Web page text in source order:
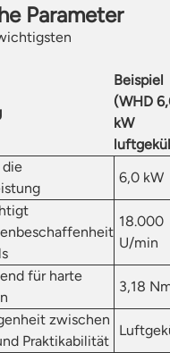
Parameter
Beispiel
(WHD
kW
6,0 kW
18.000
U/min
für harte
3,18
zwischen
Praktikabilität